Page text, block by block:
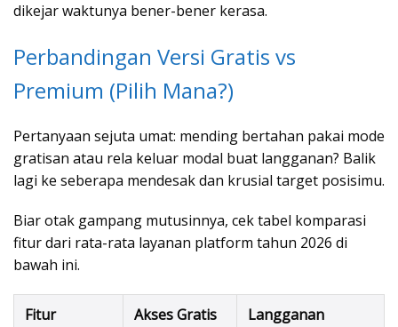
dikejar waktunya bener-bener kerasa.
Perbandingan Versi Gratis vs
Premium (Pilih Mana?)
Pertanyaan sejuta umat: mending bertahan pakai mode
gratisan atau rela keluar modal buat langganan? Balik
lagi ke seberapa mendesak dan krusial target posisimu.
Biar otak gampang mutusinnya, cek tabel komparasi
fitur dari rata-rata layanan platform tahun 2026 di
bawah ini.
Fitur
Akses Gratis
Langganan